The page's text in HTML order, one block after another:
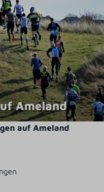
Ameland
auf Ameland